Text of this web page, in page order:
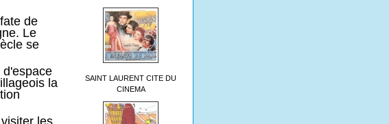
SAINT LAURENT CITE DU
CINEMA
de
Le
se
la